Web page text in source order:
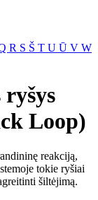
R S Š T U Ū V W
ryšys
Loop)
reakciją,
tokie ryšiai
šiltėjimą.